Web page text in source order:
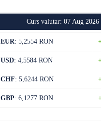
Curs valutar: 07 Aug 2026
EUR: 5,2554 RON
USD: 4,5584 RON
CHF: 5,6244 RON
GBP: 6,1277 RON